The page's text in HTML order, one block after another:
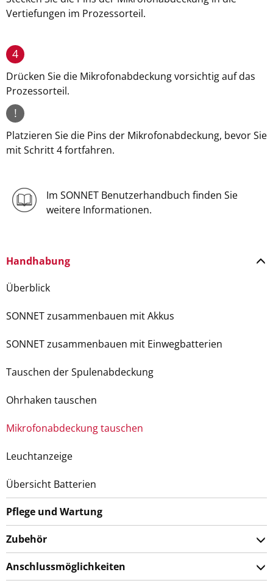
Vertiefungen im Prozessorteil.
4
Drücken Sie die Mikrofonabdeckung vorsichtig auf das
Prozessorteil.
!
Platzieren Sie die Pins der Mikrofonabdeckung, bevor Sie
mit Schritt 4 fortfahren.
Im SONNET Benutzerhandbuch finden Sie
weitere Informationen.
Handhabung
Überblick
SONNET zusammenbauen mit Akkus
SONNET zusammenbauen mit Einwegbatterien
Tauschen der Spulenabdeckung
Ohrhaken tauschen
Mikrofonabdeckung tauschen
Leuchtanzeige
Übersicht Batterien
Pflege und Wartung
Zubehör
Anschlussmöglichkeiten